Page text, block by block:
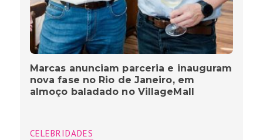
Marcas anunciam parceria e inauguram
nova fase no Rio de Janeiro, em
almoço baladado no VillageMall
CELEBRIDADES